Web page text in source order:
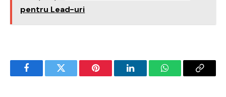
pentru Lead-uri
FacebookTwitter Pinterest LinkedInWhatsAppCopy